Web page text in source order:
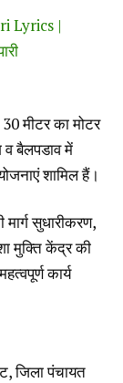
Lyrics |
मीटर का मोटर
व बैलपडाव में
शामिल हैं।
सुधारीकरण,
मुक्ति केंद्र की
कार्य
जिला पंचायत